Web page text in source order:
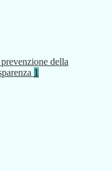
della
1